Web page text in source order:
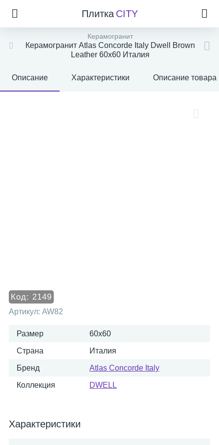
Плитка CITY
Керамогранит
Керамогранит Atlas Concorde Italy Dwell Brown
Leather 60x60 Италия
Описание Характеристики Описание товара
Код: 2149
Артикул: AW82
Размер 60x60
Страна Италия
Бренд Atlas Concorde Italy
Коллекция DWELL
Характеристики